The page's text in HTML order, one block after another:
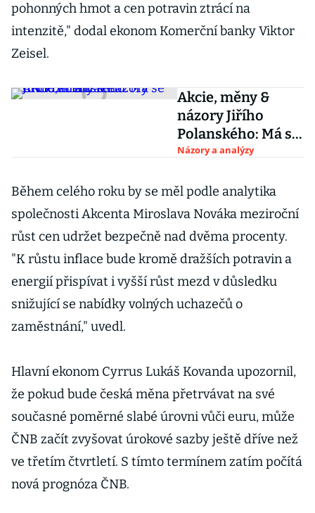
pohonných hmot a cen potravin ztrácí na
intenzitě," dodal ekonom Komerční banky Viktor
Zeisel.
Akcie, měny &
názory Jiřího
Polanského: Má se
ČNB bát inflace?
Názory a analýzy
Během celého roku by se měl podle analytika
společnosti Akcenta Miroslava Nováka meziroční
růst cen udržet bezpečně nad dvěma procenty.
"K růstu inflace bude kromě dražších potravin a
energií přispívat i vyšší růst mezd v důsledku
snižující se nabídky volných uchazečů o
zaměstnání," uvedl.
Hlavní ekonom Cyrrus Lukáš Kovanda upozornil,
že pokud bude česká měna přetrvávat na své
současné poměrné slabé úrovni vůči euru, může
ČNB začít zvyšovat úrokové sazby ještě dříve než
ve třetím čtvrtletí. S tímto termínem zatím počítá
nová prognóza ČNB.